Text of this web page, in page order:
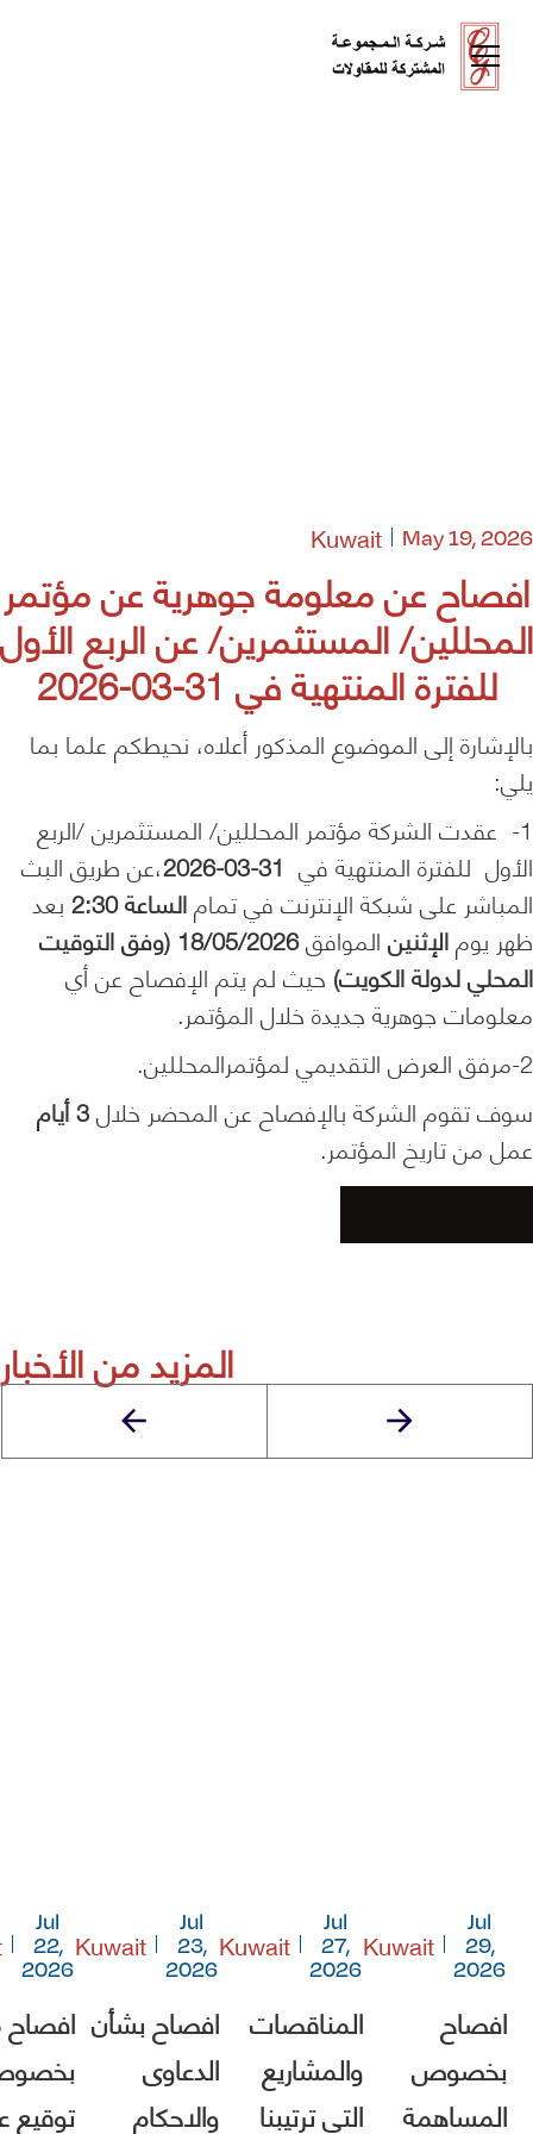
افصاح عن معلومة جوهرية عن مؤتمر
المحللين/ المستثمرين/ عن الربع الأول
للفترة المنتهية في 31-03-2026
May 19, 2026
Kuwait
بالإشارة إلى الموضوع المذكور أعلاه، نحيطكم علما بما
يلي:
1- عقدت الشركة مؤتمر المحللين/ المستثمرين /الربع
الأول للفترة المنتهية في 31-03-2026
،عن طريق البث
المباشر على شبكة الإنترنت في تمامالساعة 2:30
بعد
ظهر يومالإثنينالموافق18/05/2026 (وفق التوقيت
المحلي لدولة الكويت) حيث لم يتم الإفصاح عن أي
معلومات جوهرية جديدة خلال المؤتمر.
2-مرفق العرض التقديمي لمؤتمرالمحللين.
سوف تقوم الشركة بالإفصاح عن المحضر خلال3 أيام
عمل من تاريخ المؤتمر.
المزيد من الأخبار
Jul
29,
2026
Kuwait
افصاح
بخصوص
المساهمة
Jul
27,
2026
Kuwait
المناقصات
والمشاريع
التي ترتيبنا
Jul
23,
2026
Kuwait
افصاح بشأن
الدعاوى
والاحكام
Jul
22,
2026
توقيع